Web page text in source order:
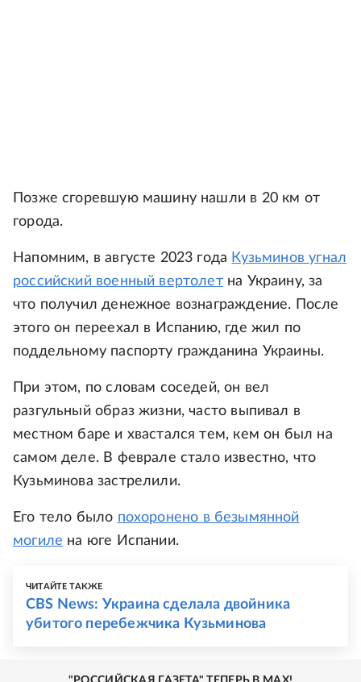
Позже сгоревшую машину нашли в 20 км от
города.
Напомним, в августе 2023 года Кузьминов угнал
российский военный вертолетна Украину, за
что получил денежное вознаграждение. После
этого он переехал в Испанию, где жил по
поддельному паспорту гражданина Украины.
При этом, по словам соседей, он вел
разгульный образ жизни, часто выпивал в
местном баре и хвастался тем, кем он был на
самом деле. В феврале стало известно, что
Кузьминова застрелили.
Его тело было похоронено в безымянной
могиле на юге Испании.
ЧИТАЙТЕ ТАКЖЕ
CBS News: Украина сделала двойника
убитого перебежчика Кузьминова